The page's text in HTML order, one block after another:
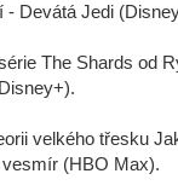
- Devátá Jedi
The Shards od
velkého třesku
(HBO Max).